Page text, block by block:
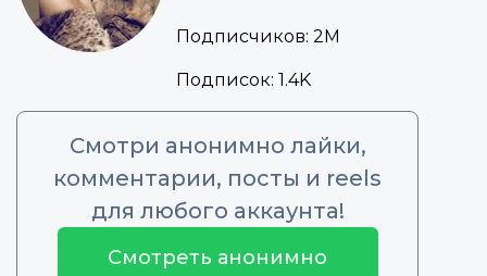
Подписчиков: 2M
Подписок: 1.4K
Смотри анонимно лайки,
комментарии, посты и reels
для любого аккаунта!
Смотреть анонимно